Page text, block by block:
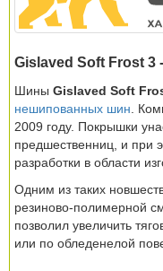
Gislaved Soft Frost
Шины Gislaved Soft
нешипованных шин .
2009 году. Покрышки
предшественниц, и при
разработки в области
Одним из таких
резиново-полимерной
позволил увеличить
или по обледенелой